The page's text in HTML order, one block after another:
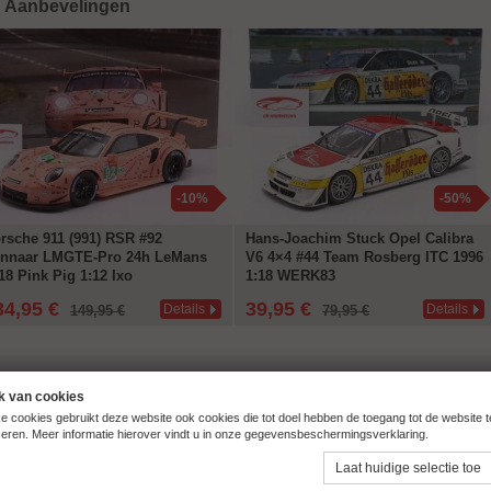
Aanbevelingen
-10%
911 (991) RSR #92
LMGTE-Pro 24h LeMans
Pink Pig 1:12 Ixo
€ 149,95 € Details
-50%
Hans-Joachim Stuck Opel Calibra
V6 4×4 #44 Team Rosberg ITC 1996
1:18 WERK83
39,95 € 79,95 € Details
van cookies
cookies gebruikt deze website ook cookies die tot doel hebben de toegang tot de website
Meer informatie hierover vindt u in onze gegevensbeschermingsverklaring.
Laat huidige selectie toe